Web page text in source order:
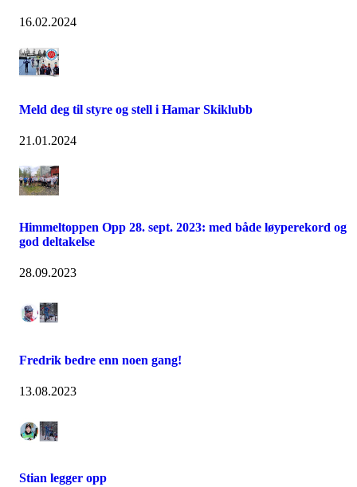
16.02.2024
Meld deg til styre og stell i Hamar Skiklubb
21.01.2024
Himmeltoppen Opp 28. sept. 2023: med både løyperekord og
god deltakelse
28.09.2023
Fredrik bedre enn noen gang!
13.08.2023
Stian legger opp